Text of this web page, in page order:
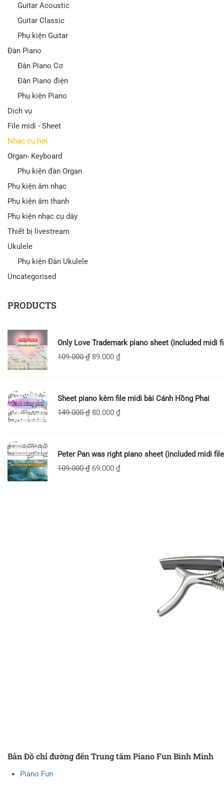
Guitar Acoustic
Guitar Classic
Phụ kiện Guitar
Đàn Piano
Đàn Piano Cơ
Đàn Piano điện
Phụ kiện Piano
Dịch vụ
File midi - Sheet
Nhạc cụ hơi
Organ- Keyboard
Phụ kiện đàn Organ
Phụ kiện âm nhạc
Phụ kiện âm thanh
Phụ kiện nhạc cụ dây
Thiết bị livestream
Ukulele
Phụ kiện Đàn Ukulele
Uncategorised
PRODUCTS
Only Love Trademark piano sheet (included midi
109.000₫ 89.000 ₫
Sheet piano kèm file midi bài Cánh Hồng Phai
149.000₫ 80.000 ₫
Peter Pan was right piano sheet (included midi
109.000₫ 69.000 ₫
Bản Đồ chỉ đường đến Trung tâm Piano Fun Bình Minh
Piano Fun